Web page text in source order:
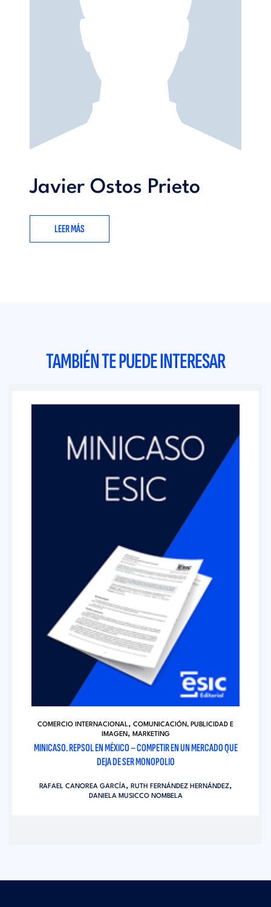
Javier Ostos Prieto
LEER MÁS
TAMBIÉN TE PUEDE INTERESAR
COMERCIO INTERNACIONAL, COMUNICACIÓN, PUBLICIDAD E
IMAGEN, MARKETING
MINICASO. REPSOL EN MÉXICO – COMPETIR EN UN MERCADO QUE
DEJA DE SER MONOPOLIO
RAFAEL CANOREA GARCÍA, RUTH FERNÁNDEZ HERNÁNDEZ,
DANIELA MUSICCO NOMBELA